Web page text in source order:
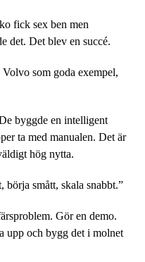
fick sex ben men
det. Det blev en succé.
som goda exempel,
byggde en intelligent
ta med manualen. Det är
hög nytta.
smått, skala snabbt.”
Gör en demo.
upp och bygg det i molnet